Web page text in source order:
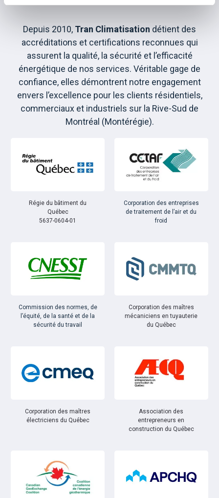
Depuis 2010, Tran Climatisation détient des
accréditations et certifications reconnues qui
assurent la qualité, la sécurité et l’efficacité
énergétique de nos services. Véritable gage de
confiance, elles démontrent notre engagement
envers l’excellence pour les clients résidentiels,
commerciaux et industriels sur la Rive-Sud de
Montréal (Montérégie).
Régie du bâtiment du
Québec
5637-0604-01
Corporation des entreprises
de traitement de l’air et du
froid
Commission des normes, de
l’équité, de la santé et de la
sécurité du travail
Corporation des maîtres
mécaniciens en tuyauterie
du Québec
Corporation des maîtres
électriciens du Québec
Association des
entrepreneurs en
construction du Québec